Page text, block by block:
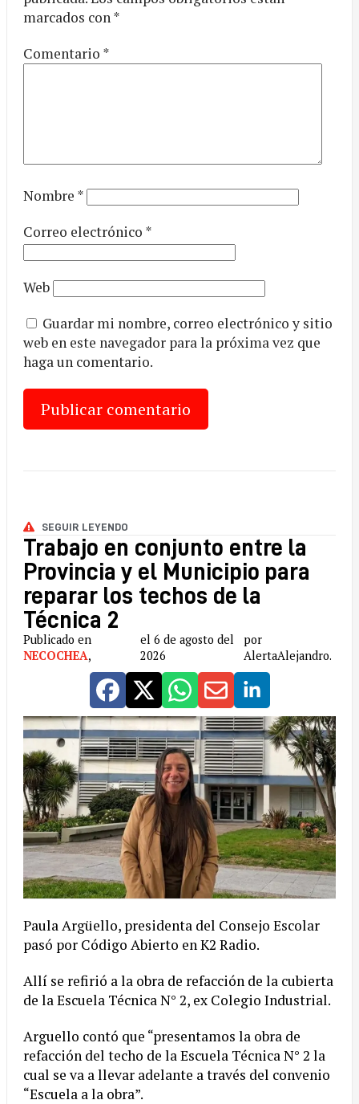
marcados con*
Comentario *
Nombre *
Correo electrónico *
Web
Guardar mi nombre, correo electrónico y sitio
web en este navegador para la próxima vez que
haga un comentario.
SEGUIR LEYENDO
Trabajo en conjunto entre la
Provincia y el Municipio para
reparar los techos de la
Técnica 2
Publicado en
NECOCHEA,
el 6 de agosto del
2026
por
AlertaAlejandro.
Paula Argüello, presidenta del Consejo Escolar
pasó por Código Abierto en K2 Radio.
Allí se refirió a la obra de refacción de la cubierta
de la Escuela Técnica N° 2, ex Colegio Industrial.
Arguello contó que “presentamos la obra de
refacción del techo de la Escuela Técnica N° 2 la
cual se va a llevar adelante a través del convenio
“Escuela a la obra”.